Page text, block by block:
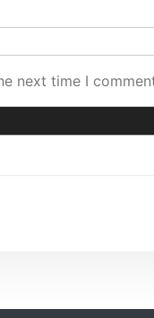
next time I